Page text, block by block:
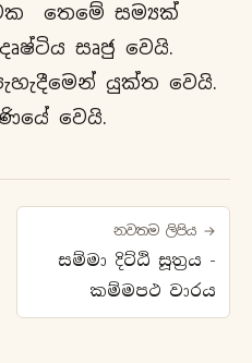
තෙමේ සම්‍යක්
සෘජු වෙයි.
යුක්ත වෙයි.
වෙයි.
නවතම ලිපිය →
සම්මා දිට්ඨි සූත්‍රය -
කම්මපථ වාරය